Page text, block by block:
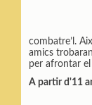
combatre’l.
amics
per afrontar
A partir d'11